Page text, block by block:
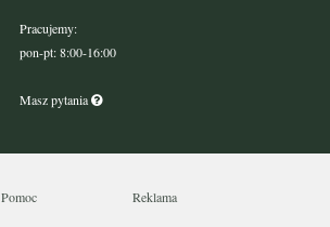
Pracujemy:
pon-pt: 8:00-16:00
Masz pytania
Pomoc Reklama